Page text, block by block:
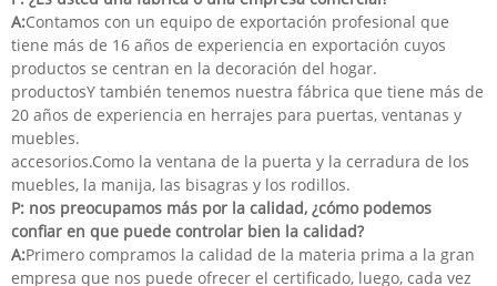
A:Contamos con un equipo de exportación profesional que
tiene más de 16 años de experiencia en exportación cuyos
productos se centran en la decoración del hogar.
productosY también tenemos nuestra fábrica que tiene más de
20 años de experiencia en herrajes para puertas, ventanas y
muebles.
accesorios.Como la ventana de la puerta y la cerradura de los
muebles, la manija, las bisagras y los rodillos.
P: nos preocupamos más por la calidad, ¿cómo podemos
confiar en que puede controlar bien la calidad?
A:Primero compramos la calidad de la materia prima a la gran
empresa que nos puede ofrecer el certificado, luego, cada vez